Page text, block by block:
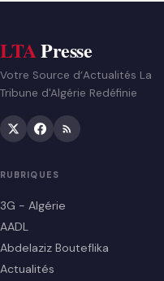
LTAPresse
Votre Source d’Actualités La
Tribune d'Algérie Redéfinie
RUBRIQUES
3G - Algérie
AADL
Abdelaziz Bouteflika
Actualités